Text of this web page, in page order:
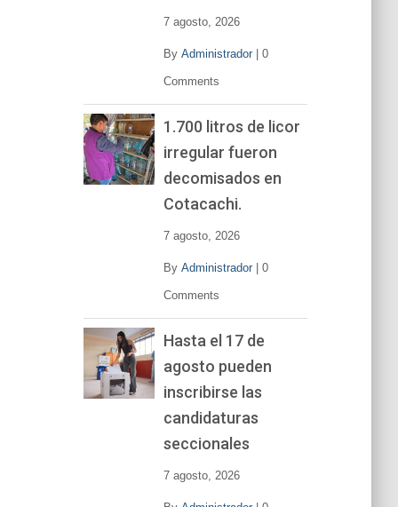
7 agosto, 2026
By Administrador| 0
Comments
1.700 litros de licor
irregular fueron
decomisados en
Cotacachi.
7 agosto, 2026
By Administrador| 0
Comments
Hasta el 17 de
agosto pueden
inscribirse las
candidaturas
seccionales
7 agosto, 2026